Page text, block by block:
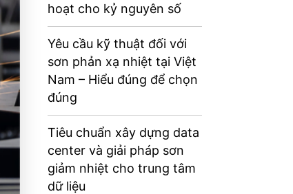
hoạt cho kỷ nguyên số
Yêu cầu kỹ thuật đối với
sơn phản xạ nhiệt tại Việt
Nam – Hiểu đúng để chọn
đúng
Tiêu chuẩn xây dựng data
center và giải pháp sơn
giảm nhiệt cho trung tâm
dữ liệu